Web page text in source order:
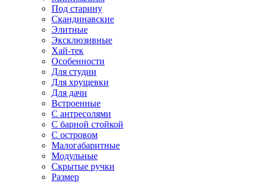
Под старину
Скандинавские
Элитные
Эксклюзивные
Хай-тек
Особенности
Для студии
Для хрущевки
Для дачи
Встроенные
С антресолями
С барной стойкой
С островом
Малогабаритные
Модульные
Скрытые ручки
Размер